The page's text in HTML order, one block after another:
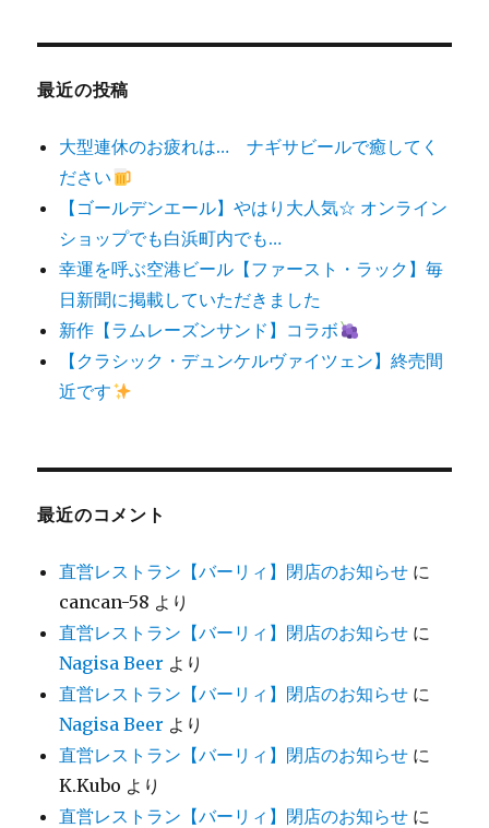
象:
最近の投稿
大型連休のお疲れは… ナギサビールで癒してく
ださい
【ゴールデンエール】やはり大人気☆ オンライン
ショップでも白浜町内でも…
幸運を呼ぶ空港ビール【ファースト・ラック】毎
日新聞に掲載していただきました
新作【ラムレーズンサンド】コラボ
【クラシック・デュンケルヴァイツェン】終売間
近です
最近のコメント
直営レストラン【バーリィ】閉店のお知らせ に
cancan-58 より
直営レストラン【バーリィ】閉店のお知らせ に
Nagisa Beer より
直営レストラン【バーリィ】閉店のお知らせ に
Nagisa Beer より
直営レストラン【バーリィ】閉店のお知らせ に
K.Kubo より
直営レストラン【バーリィ】閉店のお知らせ に